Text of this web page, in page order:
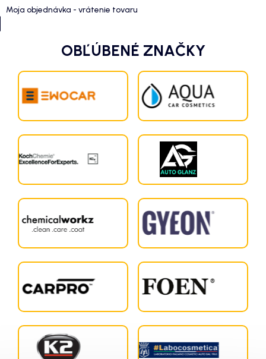
Moja objednávka - vrátenie tovaru
OBĽÚBENÉ ZNAČKY